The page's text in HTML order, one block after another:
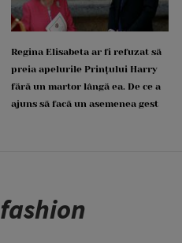
Regina Elisabeta ar fi refuzat să
preia apelurile Prințului Harry
fără un martor lângă ea. De ce a
ajuns să facă un asemenea gest
fashion